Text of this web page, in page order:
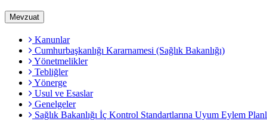
Mevzuat
Kanunlar
Cumhurbaşkanlığı Kararnamesi (Sağlık Bakanlığı)
Yönetmelikler
Tebliğler
Yönerge
Usul ve Esaslar
Genelgeler
Sağlık Bakanlığı İç Kontrol Standartlarına Uyum Eylem